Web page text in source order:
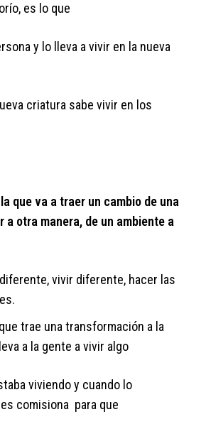
es lo que
y lo lleva a vivir en la nueva
criatura sabe vivir en los
que va a traer un cambio de una
a otra manera, de un ambiente a
vivir diferente, hacer las
trae una transformación a la
a la gente a vivir algo
viviendo y cuando lo
comisiona para que